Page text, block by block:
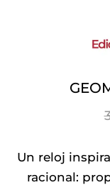
Un reloj
racional: